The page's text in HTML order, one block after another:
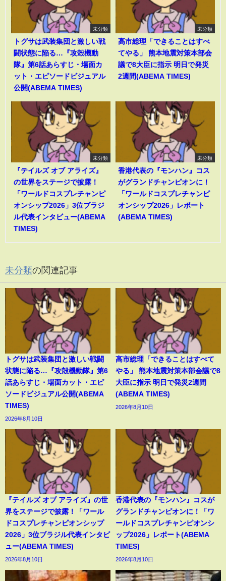
未分類
トグサは武装集団と激しい戦
闘状態に陥る…『攻殻機動
隊』第6話あらすじ・場面カ
ット・エピソードビジュアル
公開(ABEMA TIMES)
未分類
高市総理「できることはすべ
てやる」 熊本地震対策本部会
議で8大臣に指示 明日で発災
2週間(ABEMA TIMES)
未分類
『テイルズ オブ アライズ』
の世界をステージで披露！
「ワールドコスプレチャンピ
オンシップ2026」3位ブラジ
ル代表インタビュー(ABEMA
TIMES)
未分類
香港代表の『モンハン』コス
がグランドチャンピオンに！
「ワールドコスプレチャンピ
オンシップ2026」レポート
(ABEMA TIMES)
未分類の関連記事
トグサは武装集団と激しい戦闘
状態に陥る…『攻殻機動隊』第6
話あらすじ・場面カット・エピ
ソードビジュアル公開(ABEMA
TIMES)
2026年8月10日
高市総理「できることはすべて
やる」 熊本地震対策本部会議で8
大臣に指示 明日で発災2週間
(ABEMA TIMES)
2026年8月10日
『テイルズ オブ アライズ』の世
界をステージで披露！「ワール
ドコスプレチャンピオンシップ
2026」3位ブラジル代表インタビ
ュー(ABEMA TIMES)
2026年8月10日
香港代表の『モンハン』コスが
グランドチャンピオンに！「ワ
ールドコスプレチャンピオンシ
ップ2026」レポート(ABEMA
TIMES)
2026年8月10日